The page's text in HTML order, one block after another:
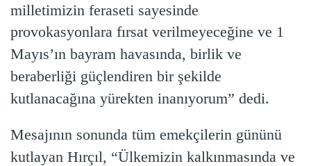
milletimizin feraseti sayesinde
provokasyonlara fırsat verilmeyeceğine ve 1
Mayıs’ın bayram havasında, birlik ve
beraberliği güçlendiren bir şekilde
kutlanacağına yürekten inanıyorum” dedi.
Mesajının sonunda tüm emekçilerin gününü
kutlayan Hırçıl, “Ülkemizin kalkınmasında ve